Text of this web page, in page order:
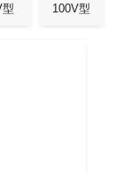
型 100V型